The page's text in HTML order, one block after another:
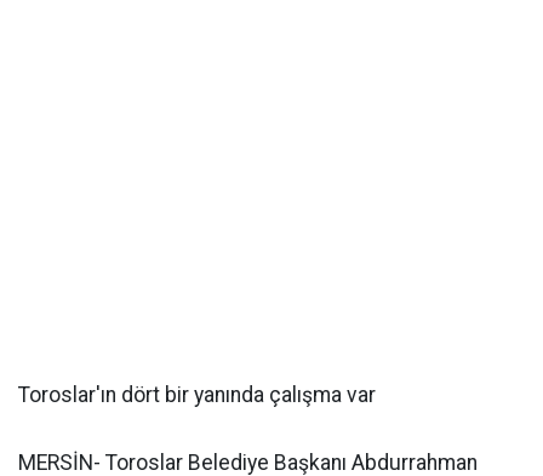
Toroslar'ın dört bir yanında çalışma var
MERSİN- Toroslar Belediye Başkanı Abdurrahman